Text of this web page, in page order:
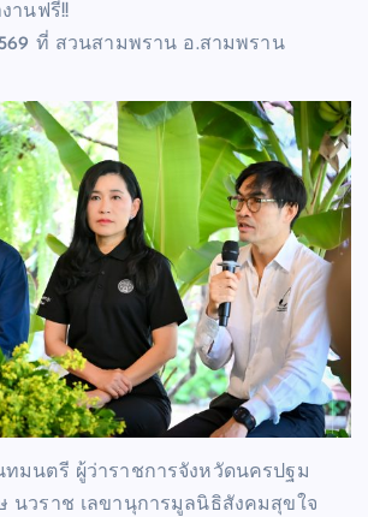
านฟรี!!
ที่ สวนสามพราน อ.สามพราน
ทมนตรี ผู้ว่าราชการจังหวัดนครปฐม
นวราช เลขานุการมูลนิธิสังคมสุขใจ